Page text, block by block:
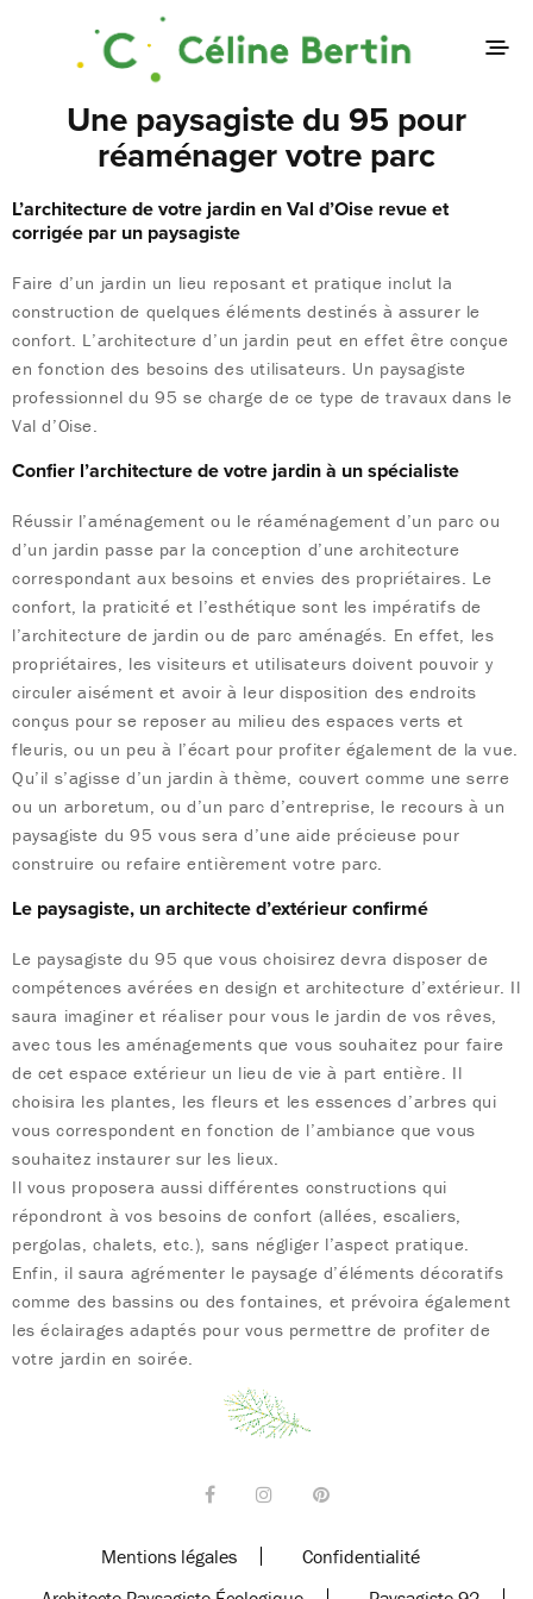
Une paysagiste du 95 pour
réaménager votre parc
L’architecture de votre jardin en Val d’Oise revue et
corrigée par un paysagiste
Faire d’un jardin un lieu reposant et pratique inclut la
construction de quelques éléments destinés à assurer le
confort. L’architecture d’un jardin peut en effet être conçue
en fonction des besoins des utilisateurs. Un paysagiste
professionnel du 95 se charge de ce type de travaux dans le
Val d’Oise.
Confier l’architecture de votre jardin à un spécialiste
Réussir l’aménagement ou le réaménagement d’un parc ou
d’un jardin passe par la conception d’une architecture
correspondant aux besoins et envies des propriétaires. Le
confort, la praticité et l’esthétique sont les impératifs de
l’architecture de jardin ou de parc aménagés. En effet, les
propriétaires, les visiteurs et utilisateurs doivent pouvoir y
circuler aisément et avoir à leur disposition des endroits
conçus pour se reposer au milieu des espaces verts et
fleuris, ou un peu à l’écart pour profiter également de la vue.
Qu’il s’agisse d’un jardin à thème, couvert comme une serre
ou un arboretum, ou d’un parc d’entreprise, le recours à un
paysagiste du 95 vous sera d’une aide précieuse pour
construire ou refaire entièrement votre parc.
Le paysagiste, un architecte d’extérieur confirmé
Le paysagiste du 95 que vous choisirez devra disposer de
compétences avérées en design et architecture d’extérieur. Il
saura imaginer et réaliser pour vous le jardin de vos rêves,
avec tous les aménagements que vous souhaitez pour faire
de cet espace extérieur un lieu de vie à part entière. Il
choisira les plantes, les fleurs et les essences d’arbres qui
vous correspondent en fonction de l’ambiance que vous
souhaitez instaurer sur les lieux.
Il vous proposera aussi différentes constructions qui
répondront à vos besoins de confort (allées, escaliers,
pergolas, chalets, etc.), sans négliger l’aspect pratique.
Enfin, il saura agrémenter le paysage d’éléments décoratifs
comme des bassins ou des fontaines, et prévoira également
les éclairages adaptés pour vous permettre de profiter de
votre jardin en soirée.
Mentions légales
Confidentialité